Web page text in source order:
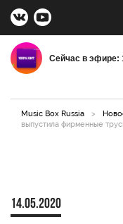
Сейчас в эфире:
Music Box Russia >
выпустила фирменные
14.05.2020